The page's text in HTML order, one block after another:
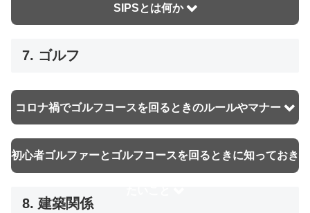
SIPSとは何か
7. ゴルフ
コロナ禍でゴルフコースを回るときのルールやマナー
初心者ゴルファーとゴルフコースを回るときに知っておき
8. 建築関係